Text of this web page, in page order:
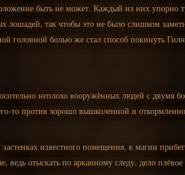
быть не может. Каждый из них упорно
так чтобы это не было слишком
головной болью же стал способ покинуть
неплохо вооружённых людей с двумя
то против хорошо вышколенной и
известного помещения, к магии
отыскать по арканному следу, дело